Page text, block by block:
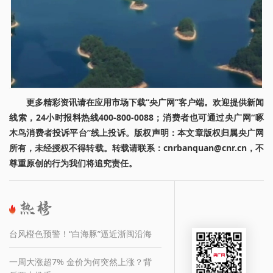
更多精彩资讯请在应用市场下载“央广网”客户端。欢迎提供新闻
线索，24小时报料热线400-800-0088；消费者也可通过央广网“啄
木鸟消费者投诉平台”线上投诉。版权声明：本文章版权归属央广网
所有，未经授权不得转载。转载请联系：cnrbanquan@cnr.cn，不
尊重原创的行为我们将追究责任。
台风橙色预警！“白海豚”逼近浙闽沿海
一周大涨超7% 金价为何突然上涨？背